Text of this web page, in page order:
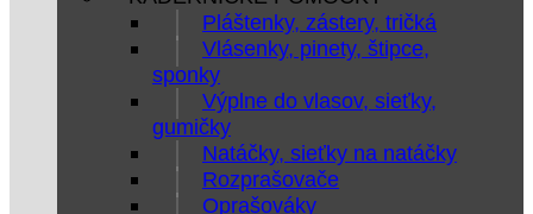
Pláštenky, zástery, tričká
Vlásenky, pinety, štipce,
sponky
Výplne do vlasov, sieťky,
gumičky
Natáčky, sieťky na natáčky
Rozprašovače
Oprašováky